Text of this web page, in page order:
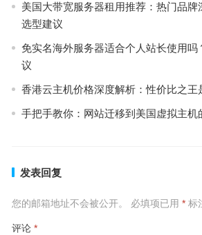
美国大带宽服务器租用推荐：热门品牌
选型建议
免实名海外服务器适合个人站长使用吗
议
香港云主机价格深度解析：性价比之王
手把手教你：网站迁移到美国虚拟主机
发表回复
您的邮箱地址不会被公开。 必填项已用 *标
评论 *